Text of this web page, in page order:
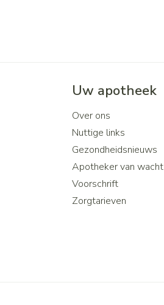
Uw apotheek
Over ons
Nuttige links
Gezondheidsnieuws
Apotheker van wacht
Voorschrift
Zorgtarieven